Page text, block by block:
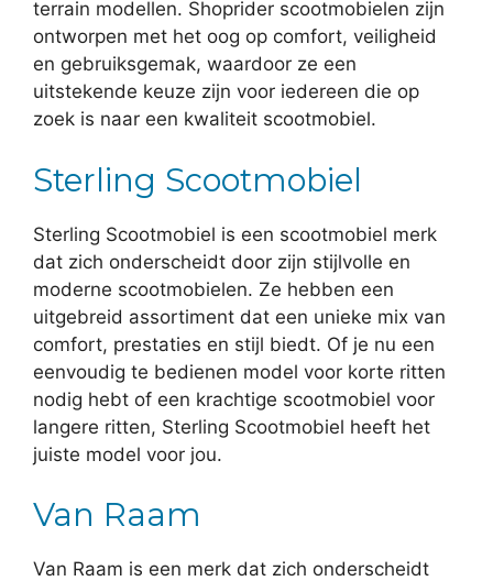
terrain modellen. Shoprider scootmobielen zijn
ontworpen met het oog op comfort, veiligheid
en gebruiksgemak, waardoor ze een
uitstekende keuze zijn voor iedereen die op
zoek is naar een kwaliteit scootmobiel.
Sterling Scootmobiel
Sterling Scootmobiel is een scootmobiel merk
dat zich onderscheidt door zijn stijlvolle en
moderne scootmobielen. Ze hebben een
uitgebreid assortiment dat een unieke mix van
comfort, prestaties en stijl biedt. Of je nu een
eenvoudig te bedienen model voor korte ritten
nodig hebt of een krachtige scootmobiel voor
langere ritten, Sterling Scootmobiel heeft het
juiste model voor jou.
Van Raam
Van Raam is een merk dat zich onderscheidt